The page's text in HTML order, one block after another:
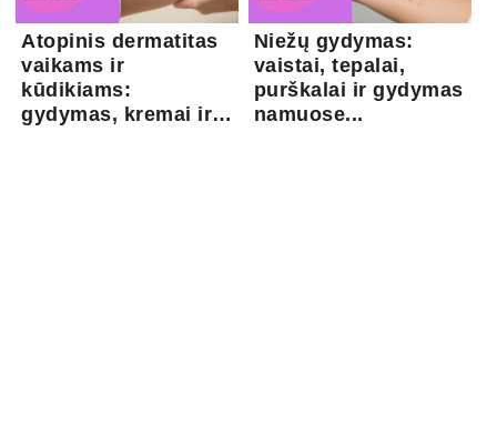
Atopinis dermatitas
vaikams ir
kūdikiams:
gydymas, kremai ir
Niežų gydymas:
vaistai, tepalai,
purškalai ir gydymas
namuose...